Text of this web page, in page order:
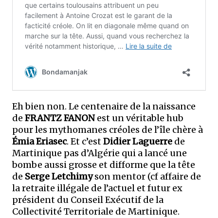
Eh bien non. Le centenaire de la naissance
de FRANTZ FANONest un véritable hub
pour les mythomanes créoles de l’île chère à
Émia Eriasec. Et c’estDidier Laguerre de
Martinique pas d’Algérie qui a lancé une
bombe aussi grosse et difforme que la tête
de Serge Letchimyson mentor (cf affaire de
la retraite illégale de l’actuel et futur ex
président du Conseil Exécutif de la
Collectivité Territoriale de Martinique.